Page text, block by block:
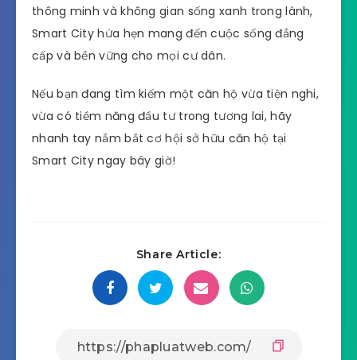
thông minh và không gian sống xanh trong lành,
Smart City hứa hẹn mang đến cuộc sống đẳng
cấp và bền vững cho mọi cư dân.
Nếu bạn đang tìm kiếm một căn hộ vừa tiện nghi,
vừa có tiềm năng đầu tư trong tương lai, hãy
nhanh tay nắm bắt cơ hội sở hữu căn hộ tại
Smart City ngay bây giờ!
Share Article: